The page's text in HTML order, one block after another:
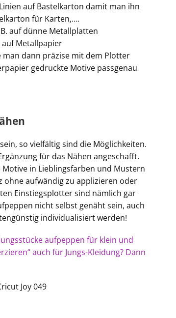
auf Bastelkarton damit man ihn
für Karten,….
auf dünne Metallplatten
auf Metallpapier
dann präzise mit dem Plotter
gedruckte Motive passgenau
so vielfältig sind die Möglichkeiten.
für das Nähen angeschafft.
in Lieblingsfarben und Mustern
ohne aufwändig zu applizieren oder
Einstiegsplotter sind nämlich gar
nicht selbst genäht sein, auch
individualisiert werden!
aufpeppen für klein und
auch für Jungs-Kleidung? Dann